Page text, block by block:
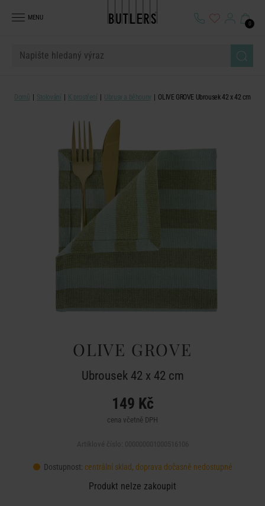
MENU
0
Domů Stolování K prostření Ubrusy a běhouny OLIVE GROVE Ubrousek 42 x 42 cm
OLIVE GROVE
Ubrousek 42 x 42 cm
149 Kč
cena včetně DPH
Dostupnost: centrální sklad, doprava dočasně nedostupné
Produkt nelze zakoupit